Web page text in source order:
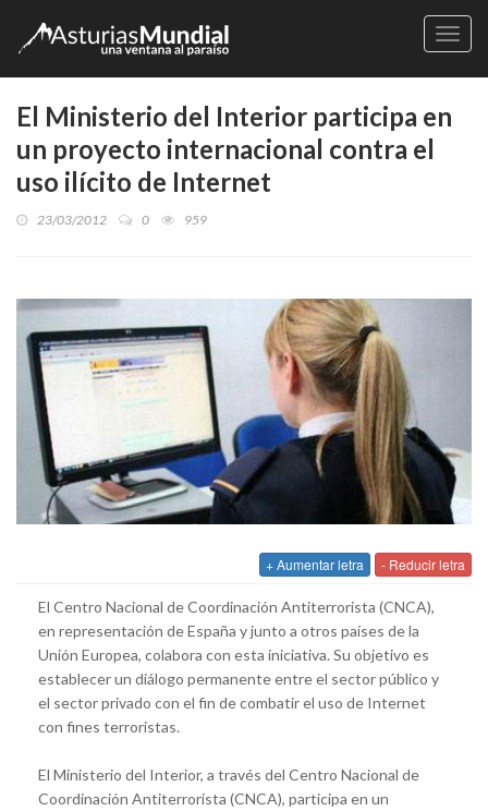
El Ministerio del Interior participa en
un proyecto internacional contra el
uso ilícito de Internet
23/03/2012 0 959
+ Aumentar letra - Reducir letra
El Centro Nacional de Coordinación Antiterrorista (CNCA),
en representación de España y junto a otros países de la
Unión Europea, colabora con esta iniciativa. Su objetivo es
establecer un diálogo permanente entre el sector público y
el sector privado con el fin de combatir el uso de Internet
con fines terroristas.
El Ministerio del Interior, a través del Centro Nacional de
Coordinación Antiterrorista (CNCA), participa en un